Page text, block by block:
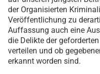
der Organisierten
Veröffentlichung zu
Auffassung auch eine
die Delikte der
verteilen und ob
erkannt worden sind.